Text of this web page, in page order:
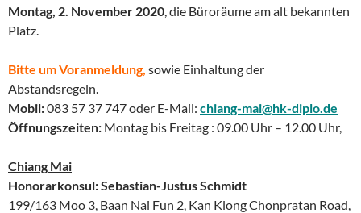
Montag, 2. November 2020 , die Büroräume am alt bekannten
Platz.
Bitte um Voranmeldung, sowie Einhaltung der
Abstandsregeln.
Mobil:083 57 37 747 oder E-Mail: chiang-mai@hk-diplo.de
Öffnungszeiten: Montag bis Freitag : 09.00 Uhr – 12.00 Uhr,
Chiang Mai
Honorarkonsul: Sebastian-Justus Schmidt
199/163 Moo 3, Baan Nai Fun 2, Kan Klong Chonpratan Road,